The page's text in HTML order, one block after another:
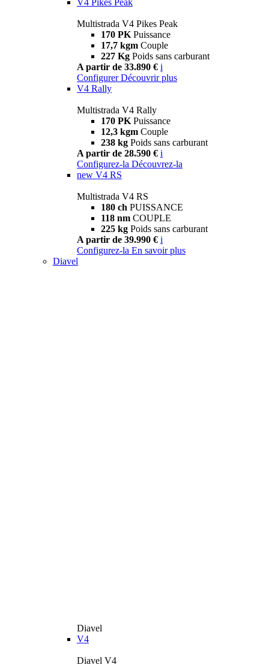
Multistrada V4 Pikes Peak
170 PK Puissance
17,7 kgm Couple
227 Kg Poids sans carburant
A partir de 33.890 € i
Configurer Découvrir plus
V4 Rally
Multistrada V4 Rally
170 PK Puissance
12,3 kgm Couple
238 kg Poids sans carburant
A partir de 28.590 € i
Configurez-la Découvrez-la
new V4 RS
Multistrada V4 RS
180 ch PUISSANCE
118 nm COUPLE
225 kg Poids sans carburant
A partir de 39.990 € i
Configurez-la En savoir plus
Diavel
Diavel
V4
Diavel V4